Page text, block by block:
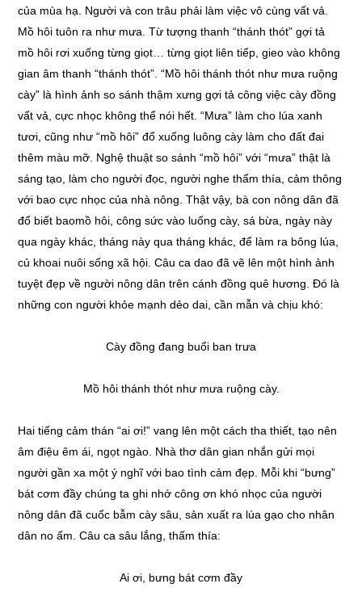
của mùa hạ. Người và con trâu phải làm việc vô cùng vất vả.
Mồ hôi tuôn ra như mưa. Từ tượng thanh “thánh thót” gợi tả
mồ hôi rơi xuống từng giọt… từng giọt liên tiếp, gieo vào không
gian âm thanh “thánh thót”. “Mồ hôi thánh thót như mưa ruộng
cày” là hình ảnh so sánh thậm xưng gợi tả công việc cày đồng
vất vả, cực nhọc không thể nói hết. “Mưa” làm cho lúa xanh
tươi, cũng như “mồ hôi” đổ xuống luông cày làm cho đất đai
thêm màu mỡ. Nghệ thuật so sánh “mồ hôi” với “mưa” thật là
sáng tạo, làm cho người đọc, người nghe thấm thía, cảm thông
với bao cực nhọc của nhà nông. Thật vậy, bà con nông dân đã
đổ biết baomồ hôi, công sức vào luống cày, sá bừa, ngày này
qua ngày khác, tháng này qua tháng khác, để làm ra bông lúa,
củ khoai nuôi sống xã hội. Câu ca dao đã vẽ lên một hình ảnh
tuyệt đẹp về người nông dân trên cánh đồng quê hương. Đó là
những con người khỏe mạnh dẻo dai, cần mẫn và chịu khó:
Cày đồng đang buổi ban trưa
Mồ hôi thánh thót như mưa ruộng cày.
Hai tiếng cảm thán “ai ơi!” vang lên một cách tha thiết, tạo nên
âm điệu êm ái, ngọt ngào. Nhà thơ dân gian nhắn gửi mọi
người gần xa một ý nghĩ với bao tình cảm đẹp. Mỗi khi “bưng”
bát cơm đầy chúng ta ghi nhớ công ơn khó nhọc của người
nông dân đã cuốc bẫm cày sâu, sản xuất ra lúa gạo cho nhân
dân no ấm. Câu ca sâu lắng, thấm thía:
Ai ơi, bưng bát cơm đầy